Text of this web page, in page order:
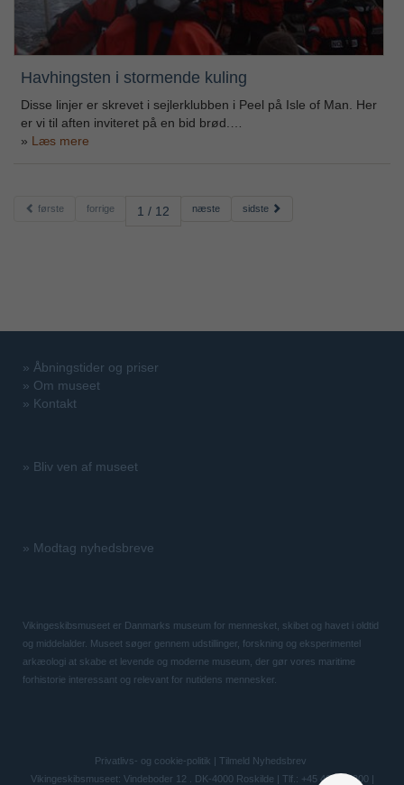
Havhingsten i stormende kuling
Disse linjer er skrevet i sejlerklubben i Peel på Isle of Man. Her
er vi til aften inviteret på en bid brød.…
Læs mere
første forrige 1 / 12 næste sidste
» Åbningstider og priser
» Om museet
» Kontakt
» Bliv ven af museet
» Modtag nyhedsbreve
Vikingeskibsmuseet er Danmarks museum for mennesket, skibet og havet i oldtid
og middelalder. Museet søger gennem udstillinger, forskning og eksperimentel
arkæologi at skabe et levende og moderne museum, der gør vores maritime
forhistorie interessant og relevant for nutidens mennesker.
Privatlivs- og cookie-politik | Tilmeld Nyhedsbrev
Vikingeskibsmuseet: Vindeboder 12 . DK-4000 Roskilde | Tlf.: +45 46 300 200 |